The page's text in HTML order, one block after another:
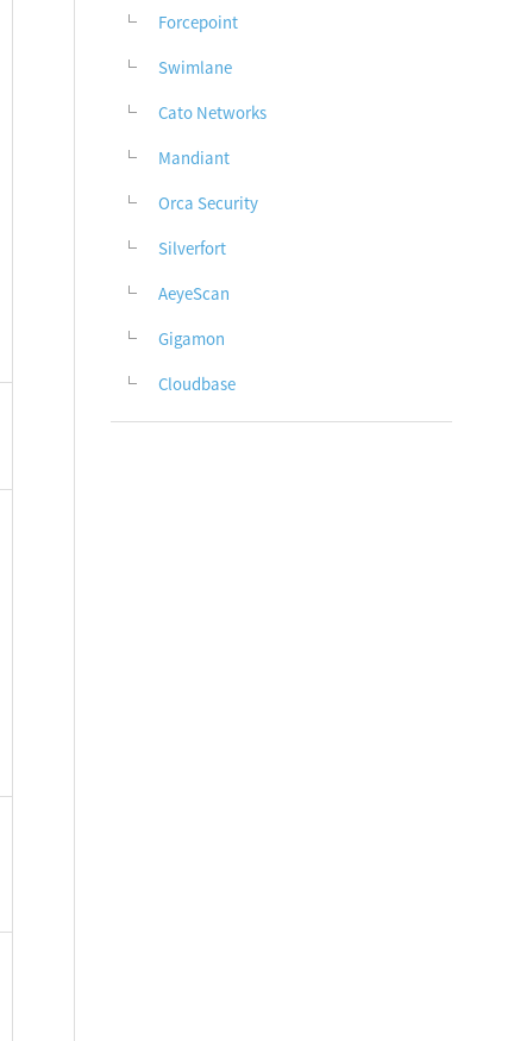
Forcepoint
Swimlane
Cato Networks
Mandiant
Orca Security
Silverfort
AeyeScan
Gigamon
Cloudbase